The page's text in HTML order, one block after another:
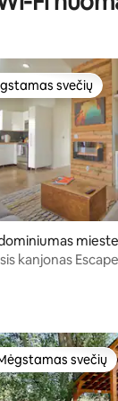
4,98 iš 5,
svečių
svečių
mieste
kanjonas
svečių